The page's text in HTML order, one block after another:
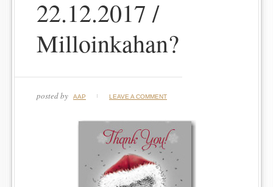
22.12.2017 /
Milloinkahan?
posted by AAP LEAVE A COMMENT